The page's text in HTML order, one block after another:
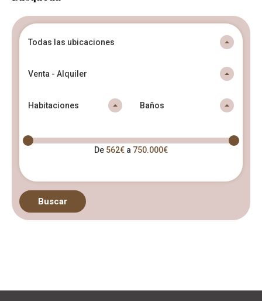
Todas las ubicaciones
Venta - Alquiler
Habitaciones Baños
De 562€ a 750.000€
Buscar